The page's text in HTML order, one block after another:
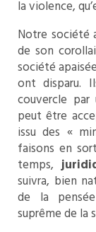
la violence,
Notre société
de son
société
ont disparu.
couvercle par
peut être
issu des «
faisons en
temps,
suivra, bien
de la
suprême de la